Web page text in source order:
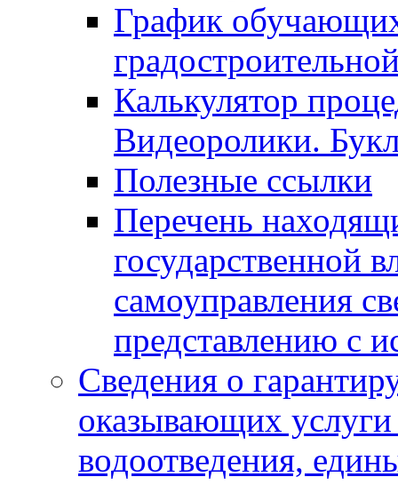
График
Калькулятор
Видеоролики.
Полезные ссылки
Перечень
государственной
самоуправления
представлению с
Сведения о
оказывающих
водоотведения,